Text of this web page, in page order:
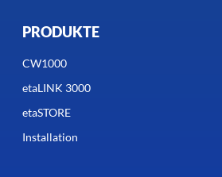
PRODUKTE
CW1000
etaLINK 3000
etaSTORE
Installation